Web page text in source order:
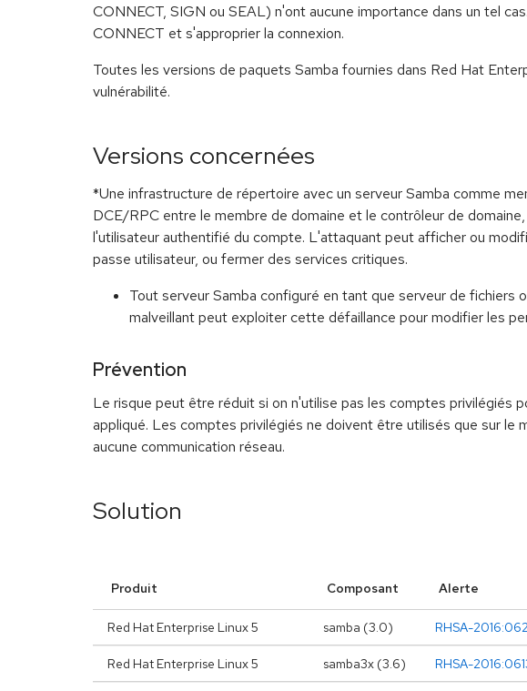
CONNECT, SIGN ou SEAL) n'ont aucune importance dans un tel
CONNECT et s'approprier la connexion.
Toutes les versions de paquets Samba fournies dans Red Hat
vulnérabilité.
Versions concernées
*Une infrastructure de répertoire avec un serveur Samba comme
DCE/RPC entre le membre de domaine et le contrôleur de
l'utilisateur authentifié du compte. L'attaquant peut afficher ou
passe utilisateur, ou fermer des services critiques.
Tout serveur Samba configuré en tant que serveur de
malveillant peut exploiter cette défaillance pour modifier les
Prévention
Le risque peut être réduit si on n'utilise pas les comptes privilégiés
appliqué. Les comptes privilégiés ne doivent être utilisés que sur
aucune communication réseau.
Solution
Produit Composant Alerte
Red Hat Enterprise Linux 5 samba (3.0) RHSA-
Red Hat Enterprise Linux 5 samba3x (3.6) RHSA-